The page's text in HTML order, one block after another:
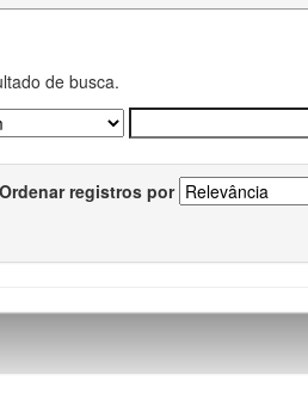
de busca.
Ordenar registros por